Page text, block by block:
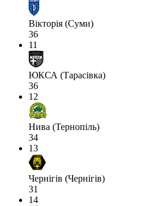
Вікторія (Суми)
36
11
ЮКСА (Тарасівка)
36
12
Нива (Тернопіль)
34
13
Чернігів (Чернігів)
31
14